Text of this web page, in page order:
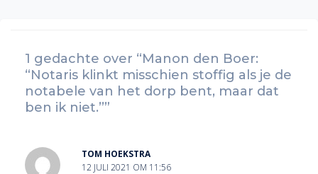
1 gedachte over “Manon den Boer:
“Notaris klinkt misschien stoffig als je de
notabele van het dorp bent, maar dat
ben ik niet.’’”
TOM HOEKSTRA
12 JULI 2021 OM 11:56